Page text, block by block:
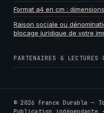
Format a4 en cm :
Raison sociale ou
blocage juridique de votre
PARTENAIRES & LECTURES
©2026 France Durable —